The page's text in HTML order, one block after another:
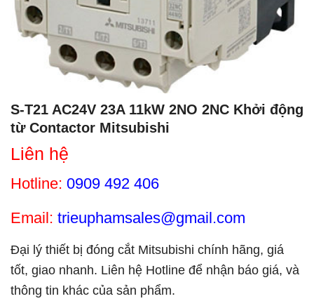
S-T21 AC24V 23A 11kW 2NO 2NC Khởi động
từ Contactor Mitsubishi
Liên hệ
Hotline: 0909 492 406
Email: trieuphamsales@gmail.com
Đại lý thiết bị đóng cắt Mitsubishi chính hãng, giá
tốt, giao nhanh. Liên hệ Hotline để nhận báo giá, và
thông tin khác của sản phẩm.